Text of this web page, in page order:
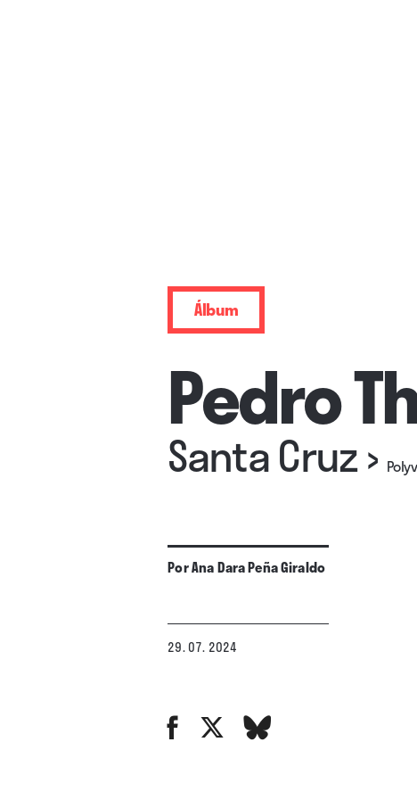
Álbum
Pedro
Santa Cruz›
PorAna Dara Peña Giraldo
29. 07. 2024